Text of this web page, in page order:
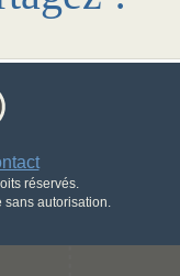
réservés.
sans autorisation.